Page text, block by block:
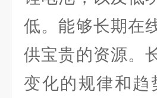
低。能够长期在
供宝贵的资源。
变化的规律和趋